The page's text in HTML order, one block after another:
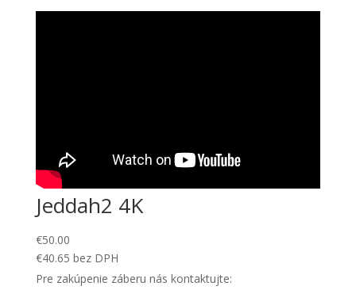
Jeddah2 4K
€50.00
€40.65 bez DPH
Pre zakúpenie záberu nás kontaktujte: